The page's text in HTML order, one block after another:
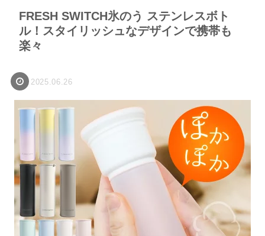
FRESH SWITCH氷のう ステンレスボト
ル！スタイリッシュなデザインで携帯も
楽々
2025.06.26